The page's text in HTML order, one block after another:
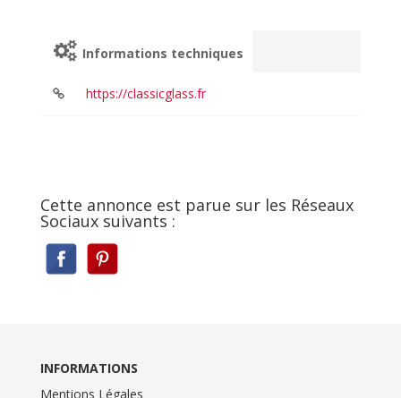
Informations techniques
https://classicglass.fr
Cette annonce est parue sur les Réseaux
Sociaux suivants :
INFORMATIONS
Mentions Légales